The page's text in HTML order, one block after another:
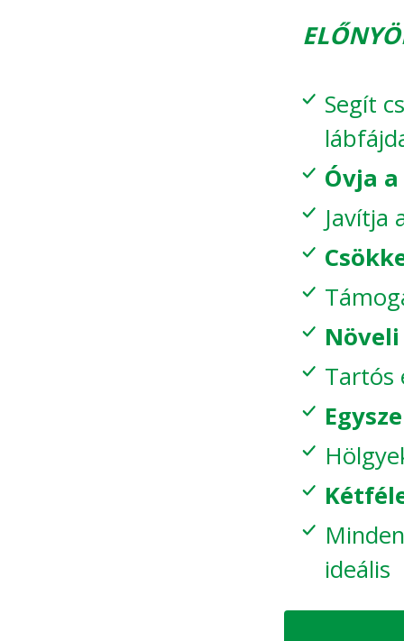
Segít
Óvja
Javítja
Tartós
ideális